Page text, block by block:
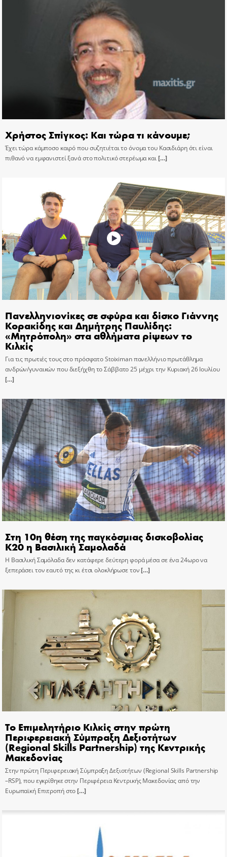
Χρήστος Σπίγκος: Και τώρα τι κάνουμε;
Έχει τώρα κάμποσο καιρό που συζητιέται το όνομα του Κασιδιάρη ότι είναι
πιθανό να εμφανιστεί ξανά στο πολιτικό στερέωμα και[…]
Πανελληνιονίκες σε σφύρα και δίσκο Γιάννης
Κορακίδης και Δημήτρης Παυλίδης:
«Μητρόπολη» στα αθλήματα ρίψεων το
Κιλκίς
Για τις πρωτιές τους στο πρόσφατο Stoiximan πανελλήνιο πρωτάθλημα
ανδρών/γυναικών που διεξήχθη το Σάββατο 25 μέχρι την Κυριακή 26 Ιουλίου
[…]
Στη 10η θέση της παγκόσμιας δισκοβολίας
Κ20 η Βασιλική Σαμολαδά
Η Βασιλική Σαμόλαδα δεν κατάφερε δεύτερη φορά μέσα σε ένα 24ωρο να
ξεπεράσει τον εαυτό της κι έτσι ολοκλήρωσε τον[…]
Το Επιμελητήριο Κιλκίς στην πρώτη
Περιφερειακή Σύμπραξη Δεξιοτήτων
(Regional Skills Partnership) της Κεντρικής
Μακεδονίας
Στην πρώτη Περιφερειακή Σύμπραξη Δεξιοτήτων (Regional Skills Partnership
–RSP), που εγκρίθηκε στην Περιφέρεια Κεντρικής Μακεδονίας από την
Ευρωπαϊκή Επιτροπή στο[…]